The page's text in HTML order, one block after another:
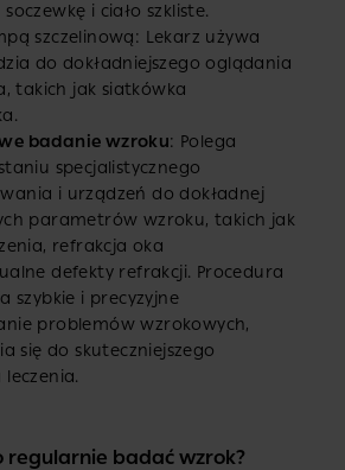
i ciało szkliste.
szczelinową: Lekarz używa
do dokładniejszego oglądania
takich jak siatkówka
badanie wzroku: Polega
specjalistycznego
i urządzeń do dokładnej
parametrów wzroku, takich jak
refrakcja oka
defekty refrakcji. Procedura
szybkie i precyzyjne
problemów wzrokowych,
się do skuteczniejszego
regularnie badać wzrok?